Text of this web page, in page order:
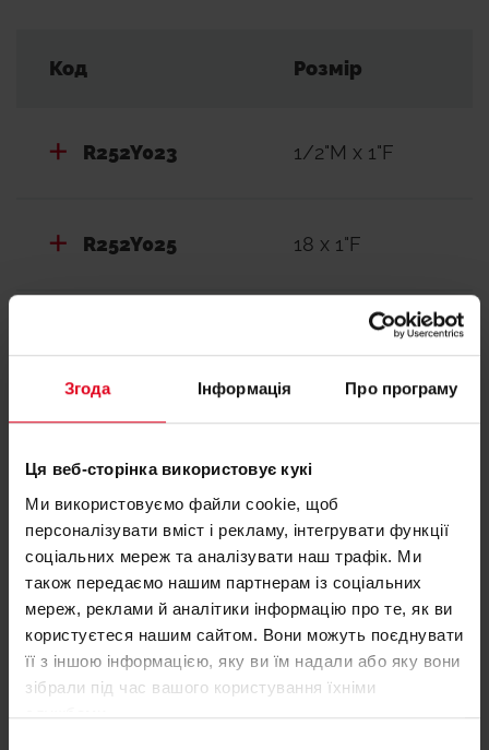
Згода Інформація Про програму
Ця веб-сторінка використовує кукі
Ми використовуємо файли cookie, щоб
персоналізувати вміст і рекламу, інтегрувати функції
соціальних мереж та аналізувати наш трафік. Ми
також передаємо нашим партнерам із соціальних
мереж, реклами й аналітики інформацію про те, як ви
користуєтеся нашим сайтом. Вони можуть поєднувати
її з іншою інформацією, яку ви їм надали або яку вони
зібрали під час вашого користування їхніми
службами.
Код Розмір
R252Y023 1/2"M x 1"F
R252Y025 18 x 1"F
Вам потрібна допомога з R252-1?
Якщо вам потрібна додаткова інформація щодо
будь-якого продукту, будь ласка, зв'яжіться з
нами
Знайдіть свого консультанта Giacomini